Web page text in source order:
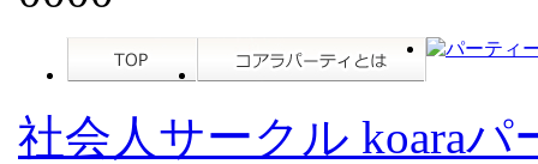
社会人サークル koaraパ